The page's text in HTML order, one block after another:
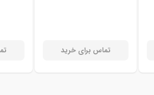
تماس برای خرید